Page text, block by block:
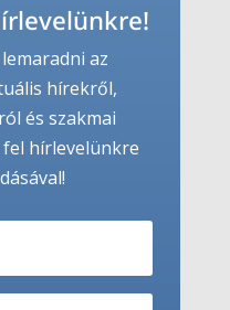
az
hírekről,
és szakmai
hírlevelünkre